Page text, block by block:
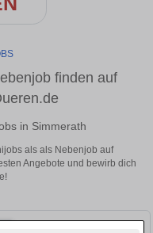
finden auf
in Simmerath
als als Nebenjob auf
Angebote und bewirb dich